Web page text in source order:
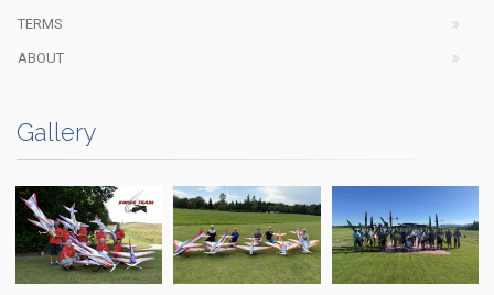
TERMS
ABOUT
Gallery